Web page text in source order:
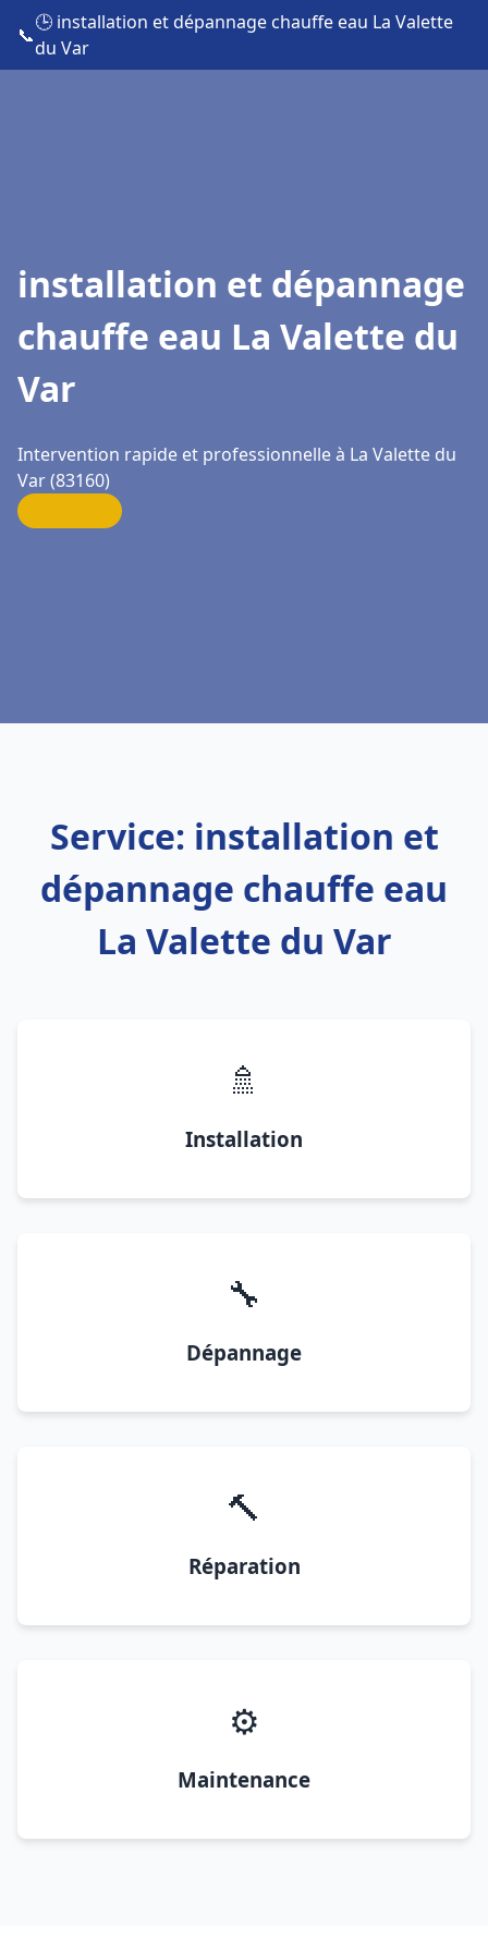
📞
🕒 installation et dépannage chauffe eau La Valette
du Var
installation et dépannage
chauffe eau La Valette du
Var
Intervention rapide et professionnelle à La Valette du
Var (83160)
Service: installation et
dépannage chauffe eau
La Valette du Var
🚿
Installation
🔧
Dépannage
🔨
Réparation
⚙️
Maintenance